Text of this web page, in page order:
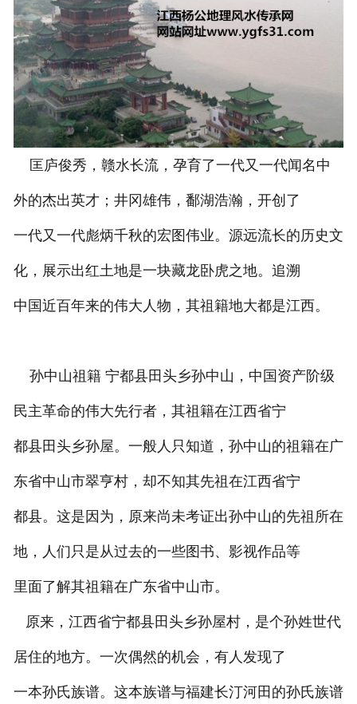
关于我们
最新动态
传授内容
匡庐俊秀，赣水长流，孕育了一代又一代闻名中
外的杰出英才；井冈雄伟，鄱湖浩瀚，开创了
一代又一代彪炳千秋的宏图伟业。源远流长的历史文
化，展示出红土地是一块藏龙卧虎之地。追溯
中国近百年来的伟大人物，其祖籍地大都是江西。
孙中山祖籍 宁都县田头乡孙中山，中国资产阶级
民主革命的伟大先行者，其祖籍在江西省宁
都县田头乡孙屋。一般人只知道，孙中山的祖籍在广
东省中山市翠亨村，却不知其先祖在江西省宁
都县。这是因为，原来尚未考证出孙中山的先祖所在
地，人们只是从过去的一些图书、影视作品等
里面了解其祖籍在广东省中山市。
原来，江西省宁都县田头乡孙屋村，是个孙姓世代
居住的地方。一次偶然的机会，有人发现了
一本孙氏族谱。这本族谱与福建长汀河田的孙氏族谱